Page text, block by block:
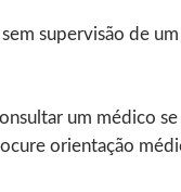
supervisão de
um médico
orientação